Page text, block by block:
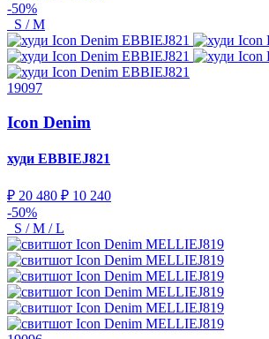
-50%
S / M
19097
Icon Denim
худи EBBIEJ821
₽ 20 480 ₽ 10 240
-50%
S / M / L